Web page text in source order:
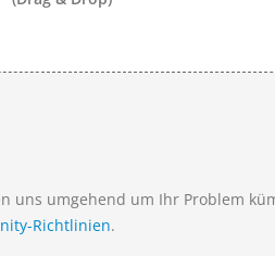
uns umgehend um Ihr Problem
Richtlinien.